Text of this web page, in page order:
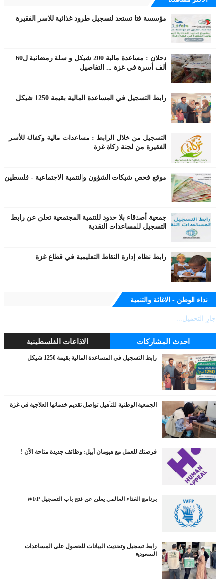
مؤسسة فتا تستعد لتسجيل طرود غذائية للاسر الفقيرة
دحلان : مساعدة مالية 200 شيكل و سلة رمضانية ل60
ألف أسرة في غزة ... التفاصيل
رابط التسجيل في المساعدة المالية بقيمة 1250 شيكل
التسجيل من خلال الرابط : مساعدات مالية وكفالة للأسر
الفقيرة من لجنة زكاة غزة
موقع فحص شيكات الشؤون والتنمية الاجتماعية - فلسطين
جمعية أصدقاء بلا حدود للتنمية المجتمعية تعلن عن رابط
التسجيل للمساعدات النقدية
رابط نظام إدارة النقاط التعليمية في قطاع غزة
نداء الوطن - الاغاثة والتنمية
جارٍ التحميل...
احدث المشاركات الاذاعات الفلسطينية
رابط التسجيل في المساعدة المالية بقيمة 1250 شيكل
الجمعية الوطنية للتأهيل تواصل تقديم خدماتها العلاجية في غزة
فرصتك للعمل مع هيومان أبيل: وظائف جديدة متاحة الآن !
برنامج الغذاء العالمي يعلن عن فتح باب التسجيل WFP
رابط تسجيل وتحديث البيانات للحصول على المساعدات
السعودية